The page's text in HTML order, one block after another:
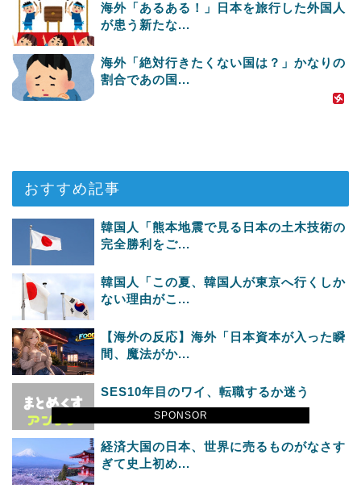
SPONSOR
海外「あるある！」日本を旅行した外国人
が患う新たな...
海外「絶対行きたくない国は？」かなりの
割合であの国...
おすすめ記事
韓国人「熊本地震で見る日本の土木技術の
完全勝利をご...
韓国人「この夏、韓国人が東京へ行くしか
ない理由がこ...
【海外の反応】海外「日本資本が入った瞬
間、魔法がか...
SES10年目のワイ、転職するか迷う
経済大国の日本、世界に売るものがなさす
ぎて史上初め...